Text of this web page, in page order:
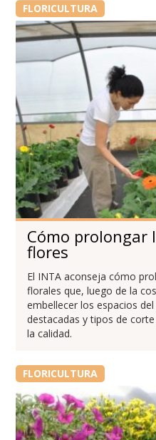
FLORICULTURA
Cómo prolongar
flores
El INTA aconseja cómo
florales que, luego de la
embellecer los espacios
destacadas y tipos de
la calidad.
FLORICULTURA